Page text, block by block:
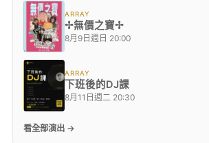
ARRAY
✢無價之寶✢
8月9日週日 20:00
ARRAY
下班後的DJ課
8月11日週二 20:30
看全部演出 →